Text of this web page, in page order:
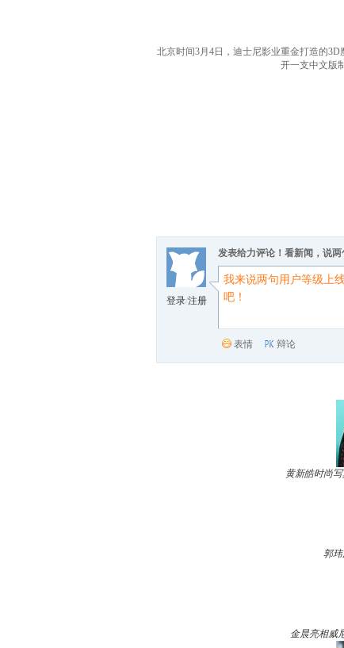
北京时间3月4日，迪士尼影业重金打造的3D
开一支中文版
登录/注册
发表给力评论！看新闻，说两
表情 辩论
黄新皓时尚
郭
金晨亮相威